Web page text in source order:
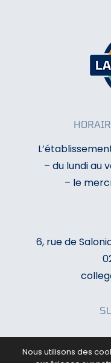
– du lundi au
– le
6, rue de
Nous utilisons des